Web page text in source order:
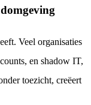
Veel organisaties
en shadow IT,
toezicht, creëert